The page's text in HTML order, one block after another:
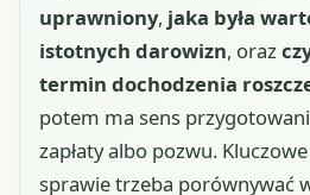
uprawniony, jaka była
istotnych darowizn, oraz
termin dochodzenia
potem ma sens
zapłaty albo pozwu.
sprawie trzeba porównywać